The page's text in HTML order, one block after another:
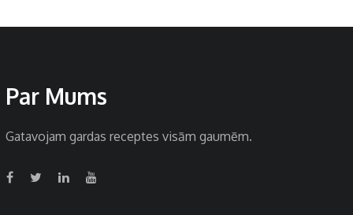
Par Mums
Gatavojam gardas receptes visām gaumēm.